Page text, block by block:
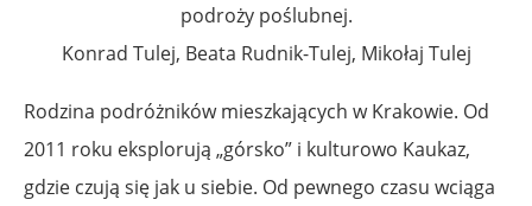
podroży poślubnej.
Konrad Tulej, Beata Rudnik-Tulej, Mikołaj Tulej
Rodzina podróżników mieszkających w Krakowie. Od
2011 roku eksplorują „górsko” i kulturowo Kaukaz,
gdzie czują się jak u siebie. Od pewnego czasu wciąga